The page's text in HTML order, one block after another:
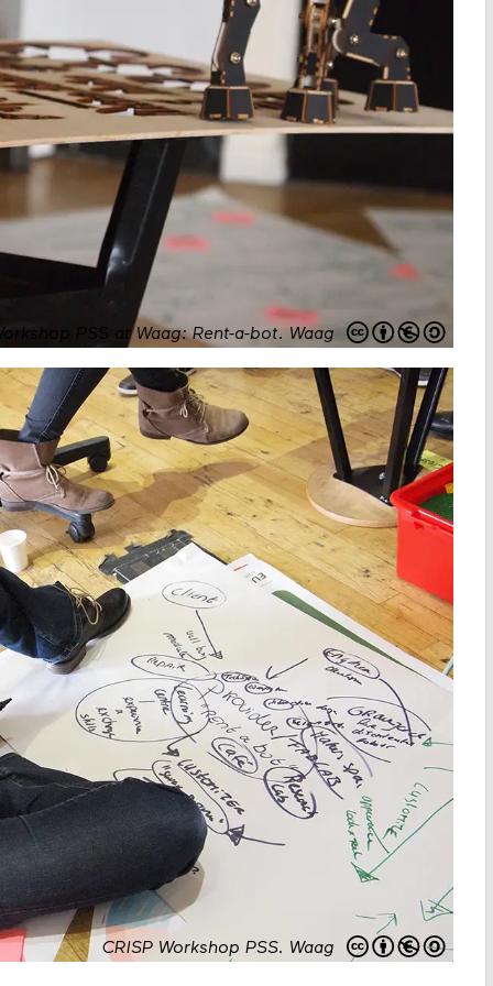
PSS at Waag: Rent-a-bot. Waag
CRISP Workshop PSS. Waag